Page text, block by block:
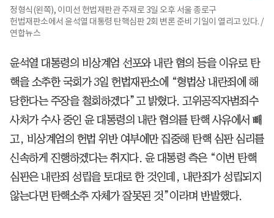
정형식(왼쪽), 이미선 헌법재판관 주재로 3일 오후 서울 종로구
헌법재판소에서 윤석열 대통령 탄핵심판 2회 변론 준비 기일이 열리고 있다. /
연합뉴스
윤석열 대통령의 비상계엄 선포와 내란 혐의 등을 이유로 탄
핵을 소추한 국회가 3일 헌법재판소에 “형법상 내란죄에 해
당한다는 주장을 철회하겠다”고 밝혔다. 고위공직자범죄수
사처가 수사 중인 윤 대통령의 내란 혐의를 탄핵 사유에서 빼
고, 비상계엄의 헌법 위반 여부에만 집중해 탄핵 심판 심리를
신속하게 진행하겠다는 취지다. 윤 대통령 측은 “이번 탄핵
심판은 내란죄 성립을 토대로 한 것인데, 내란죄가 성립되지
않는다면 탄핵소추 자체가 잘못된 것”이라며 반발했다.